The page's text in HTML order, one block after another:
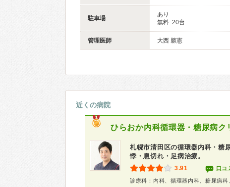
駐車場
あり
無料: 20台
管理医師 大西 勝憲
近くの病院
ひらおか内科循環器・糖尿病ク
札幌市清田区の循環器内科・
悸・息切れ・足病治療。
3.91 口コ
診療科：内科、循環器内科、糖尿病科